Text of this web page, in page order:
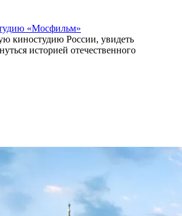
«Мосфильм»
киностудию России, увидеть
историей отечественного